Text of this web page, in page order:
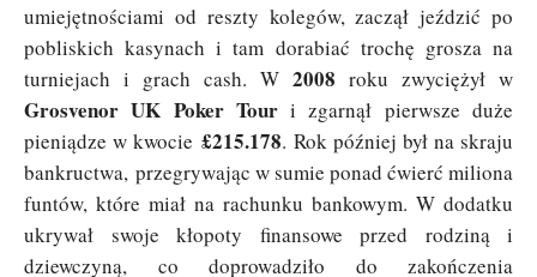
umiejętnościami od reszty kolegów, zaczął jeździć po
pobliskich kasynach i tam dorabiać trochę grosza na
turniejach i grach cash. W 2008 roku zwyciężył w
Grosvenor UK Poker Touri zgarnął pierwsze duże
pieniądze w kwocie£215.178. Rok później był na skraju
bankructwa, przegrywając w sumie ponad ćwierć miliona
funtów, które miał na rachunku bankowym. W dodatku
ukrywał swoje kłopoty finansowe przed rodziną i
dziewczyną, co doprowadziło do zakończenia